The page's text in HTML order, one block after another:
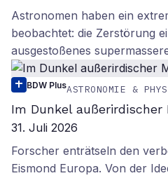
Astronomen haben ein
beobachtet: die Zerstörung
ausgestoßenes
BDW PlusASTRONOMIE &
Im Dunkel außerirdischer
31. Juli 2026
Forscher enträtseln den
Eismond Europa. Von der